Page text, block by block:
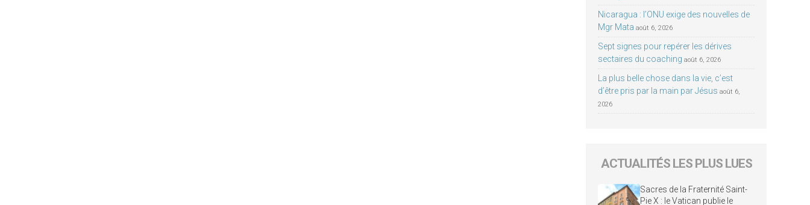
Nicaragua : l’ONU exige des nouvelles de
Mgr Mata août 6, 2026
Sept signes pour repérer les dérives
sectaires du coaching août 6, 2026
La plus belle chose dans la vie, c’est
d’être pris par la main par Jésus août 6,
2026
ACTUALITÉS LES PLUS LUES
Sacres de la Fraternité Saint-
Pie X : le Vatican publie le